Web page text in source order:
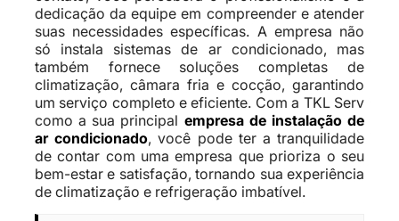
dedicação da equipe em compreender e atender
suas necessidades específicas. A empresa não
só instala sistemas de ar condicionado, mas
também fornece soluções completas de
climatização, câmara fria e cocção, garantindo
um serviço completo e eficiente. Com a TKL Serv
como a sua principal empresa de instalação de
ar condicionado, você pode ter a tranquilidade
de contar com uma empresa que prioriza o seu
bem-estar e satisfação, tornando sua experiência
de climatização e refrigeração imbatível.